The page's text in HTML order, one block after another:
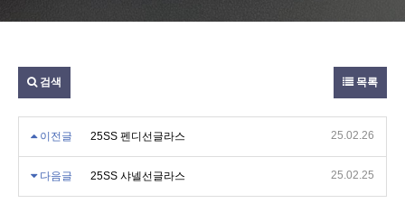
검색 목록
이전글 25SS 펜디선글라스 25.02.26
다음글 25SS 샤넬선글라스 25.02.25